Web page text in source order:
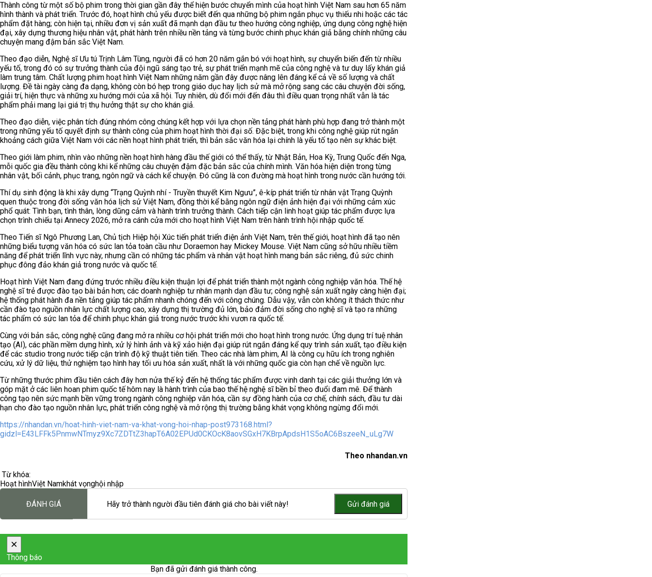
Thành công từ một số bộ phim trong thời gian gần đây thể hiện bước chuyển mình của hoạt hình Việt Nam sau hơn 65 năm
hình thành và phát triển. Trước đó, hoạt hình chủ yếu được biết đến qua những bộ phim ngắn phục vụ thiếu nhi hoặc các tác
phẩm đặt hàng; còn hiện tại, nhiều đơn vị sản xuất đã mạnh dạn đầu tư theo hướng công nghiệp, ứng dụng công nghệ hiện
đại, xây dựng thương hiệu nhân vật, phát hành trên nhiều nền tảng và từng bước chinh phục khán giả bằng chính những câu
chuyện mang đậm bản sắc Việt Nam.
Theo đạo diễn, Nghệ sĩ Ưu tú Trịnh Lâm Tùng, người đã có hơn 20 năm gắn bó với hoạt hình, sự chuyển biến đến từ nhiều
yếu tố, trong đó có sự trưởng thành của đội ngũ sáng tạo trẻ, sự phát triển mạnh mẽ của công nghệ và tư duy lấy khán giả
làm trung tâm. Chất lượng phim hoạt hình Việt Nam những năm gần đây được nâng lên đáng kể cả về số lượng và chất
lượng. Đề tài ngày càng đa dạng, không còn bó hẹp trong giáo dục hay lịch sử mà mở rộng sang các câu chuyện đời sống,
giải trí, hiện thực và những xu hướng mới của xã hội. Tuy nhiên, dù đổi mới đến đâu thì điều quan trọng nhất vẫn là tác
phẩm phải mang lại giá trị thụ hưởng thật sự cho khán giả.
Theo đạo diễn, việc phân tích đúng nhóm công chúng kết hợp với lựa chọn nền tảng phát hành phù hợp đang trở thành một
trong những yếu tố quyết định sự thành công của phim hoạt hình thời đại số. Đặc biệt, trong khi công nghệ giúp rút ngắn
khoảng cách giữa Việt Nam với các nền hoạt hình phát triển, thì bản sắc văn hóa lại chính là yếu tố tạo nên sự khác biệt.
Theo giới làm phim, nhìn vào những nền hoạt hình hàng đầu thế giới có thể thấy, từ Nhật Bản, Hoa Kỳ, Trung Quốc đến Nga,
mỗi quốc gia đều thành công khi kể những câu chuyện đậm đặc bản sắc của chính mình. Văn hóa hiện diện trong từng
nhân vật, bối cảnh, phục trang, ngôn ngữ và cách kể chuyện. Đó cũng là con đường mà hoạt hình trong nước cần hướng tới.
Thí dụ sinh động là khi xây dựng “Trạng Quỳnh nhí - Truyền thuyết Kim Ngưu”, ê-kíp phát triển từ nhân vật Trạng Quỳnh
quen thuộc trong đời sống văn hóa lịch sử Việt Nam, đồng thời kể bằng ngôn ngữ điện ảnh hiện đại với những cảm xúc
phổ quát: Tình bạn, tình thân, lòng dũng cảm và hành trình trưởng thành. Cách tiếp cận linh hoạt giúp tác phẩm được lựa
chọn trình chiếu tại Annecy 2026, mở ra cánh cửa mới cho hoạt hình Việt Nam trên hành trình hội nhập quốc tế.
Theo Tiến sĩ Ngô Phương Lan, Chủ tịch Hiệp hội Xúc tiến phát triển điện ảnh Việt Nam, trên thế giới, hoạt hình đã tạo nên
những biểu tượng văn hóa có sức lan tỏa toàn cầu như Doraemon hay Mickey Mouse. Việt Nam cũng sở hữu nhiều tiềm
năng để phát triển lĩnh vực này, nhưng cần có những tác phẩm và nhân vật hoạt hình mang bản sắc riêng, đủ sức chinh
phục đông đảo khán giả trong nước và quốc tế.
Hoạt hình Việt Nam đang đứng trước nhiều điều kiện thuận lợi để phát triển thành một ngành công nghiệp văn hóa. Thế hệ
nghệ sĩ trẻ được đào tạo bài bản hơn; các doanh nghiệp tư nhân mạnh dạn đầu tư; công nghệ sản xuất ngày càng hiện đại;
hệ thống phát hành đa nền tảng giúp tác phẩm nhanh chóng đến với công chúng. Dẫu vậy, vẫn còn không ít thách thức như
cần đào tạo nguồn nhân lực chất lượng cao, xây dựng thị trường đủ lớn, bảo đảm đời sống cho nghệ sĩ và tạo ra những
tác phẩm có sức lan tỏa để chinh phục khán giả trong nước trước khi vươn ra quốc tế.
Cùng với bản sắc, công nghệ cũng đang mở ra nhiều cơ hội phát triển mới cho hoạt hình trong nước. Ứng dụng trí tuệ nhân
tạo (AI), các phần mềm dựng hình, xử lý hình ảnh và kỹ xảo hiện đại giúp rút ngắn đáng kể quy trình sản xuất, tạo điều kiện
để các studio trong nước tiếp cận trình độ kỹ thuật tiên tiến. Theo các nhà làm phim, AI là công cụ hữu ích trong nghiên
cứu, xử lý dữ liệu, thử nghiệm tạo hình hay tối ưu hóa sản xuất, nhất là với những quốc gia còn hạn chế về nguồn lực.
Từ những thước phim đầu tiên cách đây hơn nửa thế kỷ đến hệ thống tác phẩm được vinh danh tại các giải thưởng lớn và
góp mặt ở các liên hoan phim quốc tế hôm nay là hành trình của bao thế hệ nghệ sĩ bền bỉ theo đuổi đam mê. Để thành
công tạo nên sức mạnh bền vững trong ngành công nghiệp văn hóa, cần sự đồng hành của cơ chế, chính sách, đầu tư dài
hạn cho đào tạo nguồn nhân lực, phát triển công nghệ và mở rộng thị trường bằng khát vọng không ngừng đổi mới.
https://nhandan.vn/hoat-hinh-viet-nam-va-khat-vong-hoi-nhap-post973168.html?
gidzl=E43LFFk5PnmwNTmyz9Xc7ZDTtZ3hapT6A02EPUd0CKOcK8aovSGxH7KBrpApdsH1S5oAC6BszeeN_uLg7W
Theo nhandan.vn
Từ khóa:
Hoạt hìnhViệt Namkhát vọnghội nhập
ĐÁNH GIÁ Hãy trở thành người đầu tiên đánh giá cho bài viết này!
×
Thông báo
Bạn đã gửi đánh giá thành công.